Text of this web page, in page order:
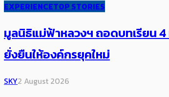
EXPERIENCETOP STORIES
มูลนิธิแม่ฟ้าหลวงฯ ถอดบทเรียน
ยั่งยืนให้องค์กรยุคใหม่
SKY2 August 2026